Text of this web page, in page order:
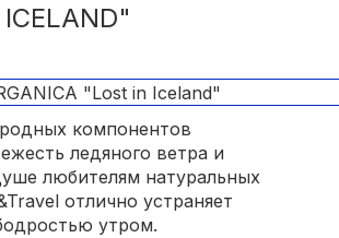
компонентов
ледяного ветра и
любителям натуральных
отлично устраняет
утром.